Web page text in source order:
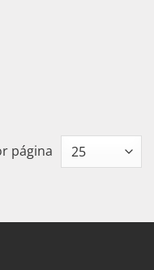
página